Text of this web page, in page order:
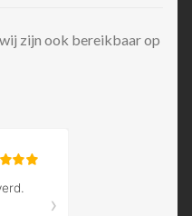
zijn ook bereikbaar op